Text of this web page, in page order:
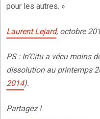
pour les autres. »
Laurent Lejard, octobre
PS : In’Citu a vécu moins
dissolution au printemps
2014).
Partagez !